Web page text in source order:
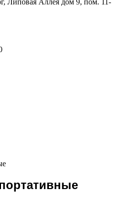
Липовая Аллея дом 9, пом. 11-